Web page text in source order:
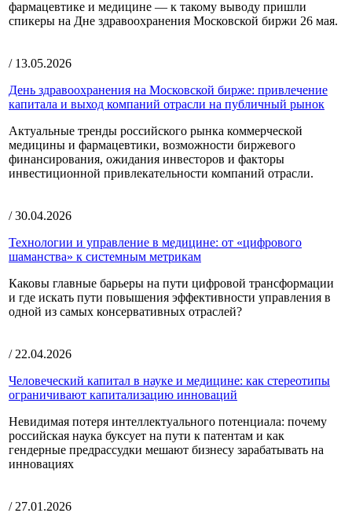
фармацевтике и медицине — к такому выводу пришли
спикеры на Дне здравоохранения Московской биржи 26 мая.
/ 13.05.2026
День здравоохранения на Московской бирже: привлечение
капитала и выход компаний отрасли на публичный рынок
Актуальные тренды российского рынка коммерческой
медицины и фармацевтики, возможности биржевого
финансирования, ожидания инвесторов и факторы
инвестиционной привлекательности компаний отрасли.
/ 30.04.2026
Технологии и управление в медицине: от «цифрового
шаманства» к системным метрикам
Каковы главные барьеры на пути цифровой трансформации
и где искать пути повышения эффективности управления в
одной из самых консервативных отраслей?
/ 22.04.2026
Человеческий капитал в науке и медицине: как стереотипы
ограничивают капитализацию инноваций
Невидимая потеря интеллектуального потенциала: почему
российская наука буксует на пути к патентам и как
гендерные предрассудки мешают бизнесу зарабатывать на
инновациях
/ 27.01.2026